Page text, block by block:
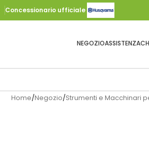
Concessionario ufficiale
NEGOZIOASSISTENZA
Home/Negozio/Strumenti e Macchinari